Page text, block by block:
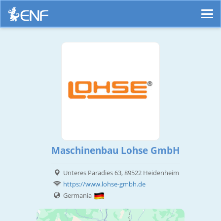
Maschinenbau Lohse GmbH
Unteres Paradies 63, 89522 Heidenheim
https://www.lohse-gmbh.de
Germania